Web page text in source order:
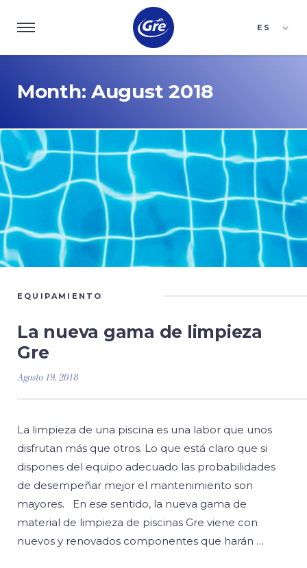
ES
Month:August 2018
EQUIPAMIENTO
La nueva gama de limpieza
Gre
Agosto 19, 2018
La limpieza de una piscina es una labor que unos
disfrutan más que otros. Lo que está claro que si
dispones del equipo adecuado las probabilidades
de desempeñar mejor el mantenimiento son
mayores. En ese sentido, la nueva gama de
material de limpieza de piscinas Gre viene con
nuevos y renovados componentes que harán …